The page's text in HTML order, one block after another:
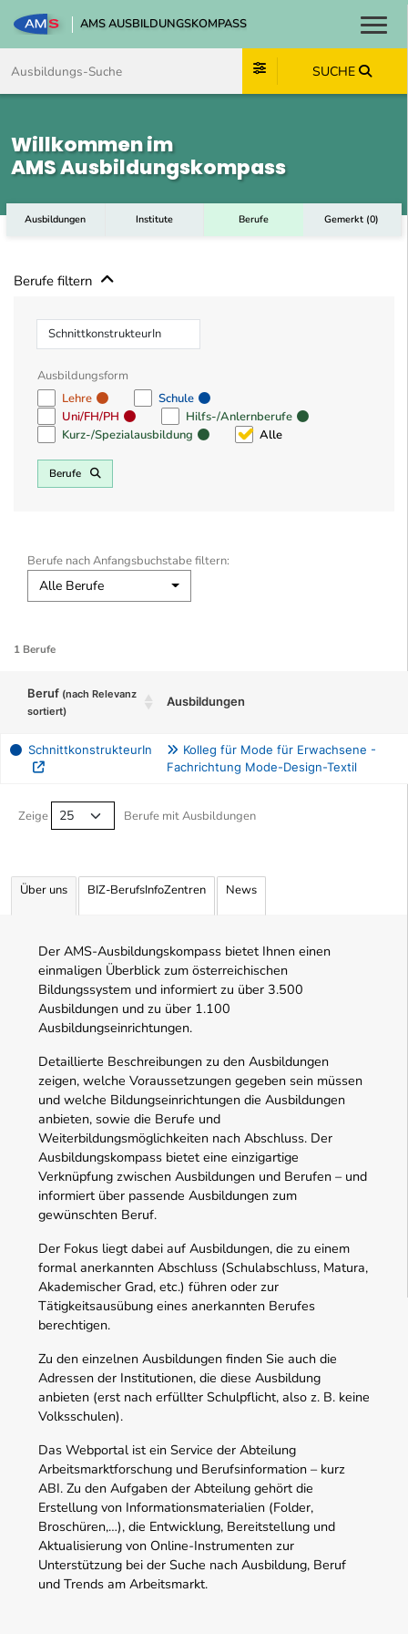
AMS AUSBILDUNGSKOMPASS
SUCHE
Willkommen im
AMS Ausbildungskompass
Ausbildungen Institute Berufe Gemerkt (0)
Berufe filtern
Beruf
Ausbildungsform
Lehre
Schule
Uni/FH/PH
Hilfs-/Anlernberufe
Kurz-/Spezialausbildung
Alle
Berufe
Berufe nach Anfangsbuchstabe filtern:
Alle Berufe
1 Berufe
Beruf (nach Relevanz
sortiert)
Ausbildungen
SchnittkonstrukteurIn
Kolleg für Mode für Erwachsene -
Fachrichtung Mode-Design-Textil
Zeige Berufe mit Ausbildungen
Über uns BIZ-BerufsInfoZentren News
Der AMS-Ausbildungskompass bietet Ihnen einen
einmaligen Überblick zum österreichischen
Bildungssystem und informiert zu über 3.500
Ausbildungen und zu über 1.100
Ausbildungseinrichtungen.
Detaillierte Beschreibungen zu den Ausbildungen
zeigen, welche Voraussetzungen gegeben sein müssen
und welche Bildungseinrichtungen die Ausbildungen
anbieten, sowie die Berufe und
Weiterbildungsmöglichkeiten nach Abschluss. Der
Ausbildungskompass bietet eine einzigartige
Verknüpfung zwischen Ausbildungen und Berufen – und
informiert über passende Ausbildungen zum
gewünschten Beruf.
Der Fokus liegt dabei auf Ausbildungen, die zu einem
formal anerkannten Abschluss (Schulabschluss, Matura,
Akademischer Grad, etc.) führen oder zur
Tätigkeitsausübung eines anerkannten Berufes
berechtigen.
Zu den einzelnen Ausbildungen finden Sie auch die
Adressen der Institutionen, die diese Ausbildung
anbieten (erst nach erfüllter Schulpflicht, also z. B. keine
Volksschulen).
Das Webportal ist ein Service der Abteilung
Arbeitsmarktforschung und Berufsinformation – kurz
ABI. Zu den Aufgaben der Abteilung gehört die
Erstellung von Informationsmaterialien (Folder,
Broschüren,…), die Entwicklung, Bereitstellung und
Aktualisierung von Online-Instrumenten zur
Unterstützung bei der Suche nach Ausbildung, Beruf
und Trends am Arbeitsmarkt.